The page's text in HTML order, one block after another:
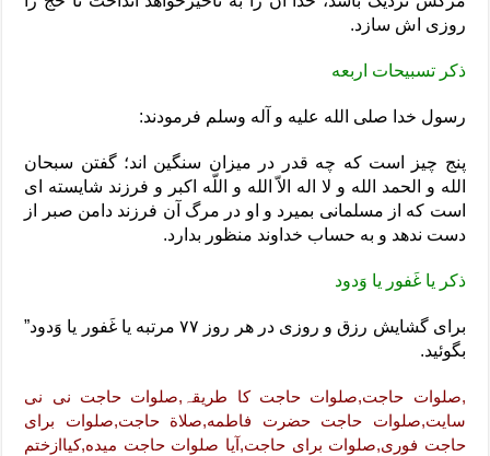
روزی اش سازد.
ذکر تسبیحات اربعه
رسول خدا صلی الله علیه و آله وسلم فرمودند:
پنج چیز است که چه قدر در میزان سنگین اند؛ گفتن سبحان
الله و الحمد الله و لا اله الاّ الله و اللّه اکبر و فرزند شایسته ای
است که از مسلمانی بمیرد و او در مرگ آن فرزند دامن صبر از
دست ندهد و به حساب خداوند منظور بدارد.
ذکر یا غَفور یا وَدود
برای گشایش رزق و روزی در هر روز ۷۷ مرتبه یا غَفور یا وَدود”
بگوئید.
,صلوات حاجت,صلوات حاجت کا طریقہ,صلوات حاجت نی نی
سایت,صلوات حاجت حضرت فاطمه,صلاة حاجت,صلوات برای
حاجت فوری,صلوات برای حاجت,آیا صلوات حاجت میده,کیاازختم